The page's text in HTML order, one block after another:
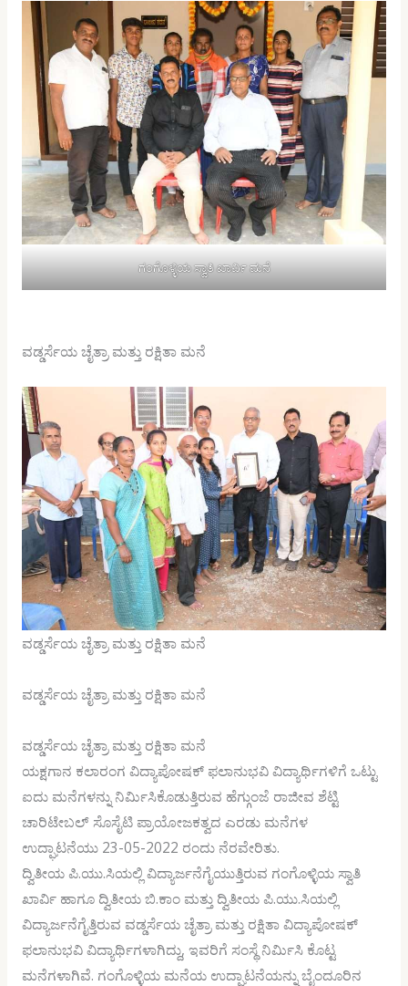
ಗಂಗೊಳ್ಳಿಯ ಸ್ವಾತಿ ಖಾರ್ವಿ ಮನೆ
ವಡ್ಡರ್ಸೆಯ ಚೈತ್ರಾ ಮತ್ತು ರಕ್ಷಿತಾ ಮನೆ
ವಡ್ಡರ್ಸೆಯ ಚೈತ್ರಾ ಮತ್ತು ರಕ್ಷಿತಾ ಮನೆ
ವಡ್ಡರ್ಸೆಯ ಚೈತ್ರಾ ಮತ್ತು ರಕ್ಷಿತಾ ಮನೆ
ವಡ್ಡರ್ಸೆಯ ಚೈತ್ರಾ ಮತ್ತು ರಕ್ಷಿತಾ ಮನೆ
ಯಕ್ಷಗಾನ ಕಲಾರಂಗ ವಿದ್ಯಾಪೋಷಕ್ ಫಲಾನುಭವಿ ವಿದ್ಯಾರ್ಥಿಗಳಿಗೆ ಒಟ್ಟು
ಐದು ಮನೆಗಳನ್ನು ನಿರ್ಮಿಸಿಕೊಡುತ್ತಿರುವ ಹೆಗ್ಗುಂಜೆ ರಾಜೀವ ಶೆಟ್ಟಿ
ಚಾರಿಟೇಬಲ್ ಸೊಸೈಟಿ ಪ್ರಾಯೋಜಕತ್ವದ ಎರಡು ಮನೆಗಳ
ಉದ್ಘಾಟನೆಯು 23-05-2022 ರಂದು ನೆರವೇರಿತು.
ದ್ವಿತೀಯ ಪಿ.ಯು.ಸಿಯಲ್ಲಿ ವಿದ್ಯಾರ್ಜನೆಗೈಯುತ್ತಿರುವ ಗಂಗೊಳ್ಳಿಯ ಸ್ವಾತಿ
ಖಾರ್ವಿ ಹಾಗೂ ದ್ವಿತೀಯ ಬಿ.ಕಾಂ ಮತ್ತು ದ್ವಿತೀಯ ಪಿ.ಯು.ಸಿಯಲ್ಲಿ
ವಿದ್ಯಾರ್ಜನೆಗೈತ್ತಿರುವ ವಡ್ಡರ್ಸೆಯ ಚೈತ್ರಾ ಮತ್ತು ರಕ್ಷಿತಾ ವಿದ್ಯಾಪೋಷಕ್
ಫಲಾನುಭವಿ ವಿದ್ಯಾರ್ಥಿಗಳಾಗಿದ್ದು, ಇವರಿಗೆ ಸಂಸ್ಥೆ ನಿರ್ಮಿಸಿ ಕೊಟ್ಟ
ಮನೆಗಳಾಗಿವೆ. ಗಂಗೊಳ್ಳಿಯ ಮನೆಯ ಉದ್ಘಾಟನೆಯನ್ನು ಬೈಂದೂರಿನ